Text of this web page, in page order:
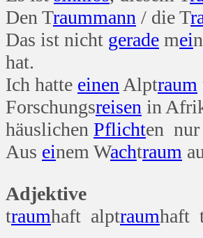
Den Traummann / die T
Das ist nicht gerade mei
hat.
Ich hatte einen Alptraum
Forschungsreisen in
häuslichen Pflichten nur
Aus einem Wachtraum
Adjektive
traumhaft alptraumhaft